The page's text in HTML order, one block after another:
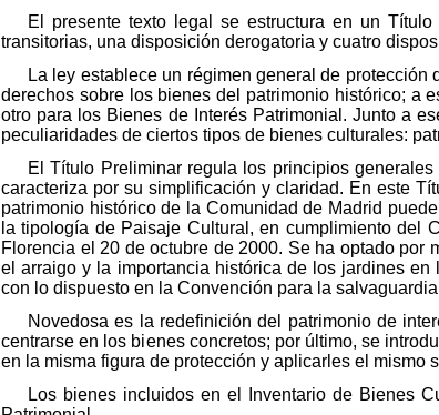
El presente texto legal se estructura en un
transitorias, una disposición derogatoria y cuatro
La ley establece un régimen general de
derechos sobre los bienes del patrimonio histórico; a
otro para los Bienes de Interés Patrimonial. Junto a
peculiaridades de ciertos tipos de bienes culturales:
El Título Preliminar regula los principios
caracteriza por su simplificación y claridad. En este
patrimonio histórico de la Comunidad de Madrid
la tipología de Paisaje Cultural, en cumplimiento del
Florencia el 20 de octubre de 2000. Se ha optado
el arraigo y la importancia histórica de los jardines
con lo dispuesto en la Convención para la
Novedosa es la redefinición del patrimonio de
centrarse en los bienes concretos; por último, se
en la misma figura de protección y aplicarles el mismo
Los bienes incluidos en el Inventario de Bienes